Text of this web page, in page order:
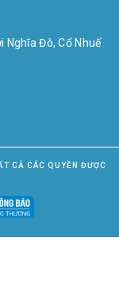
Nghĩa Đô, Cổ Nhuế
CẢ CÁC QUYỀN ĐƯỢC